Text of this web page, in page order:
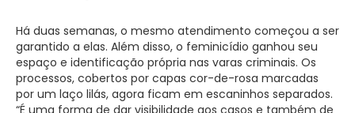
Há duas semanas, o mesmo atendimento começou a ser
garantido a elas. Além disso, o feminicídio ganhou seu
espaço e identificação própria nas varas criminais. Os
processos, cobertos por capas cor-de-rosa marcadas
por um laço lilás, agora ficam em escaninhos separados.
“É uma forma de dar visibilidade aos casos e também de